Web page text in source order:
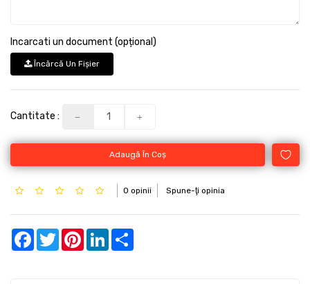
Incarcati un document (opțional)
Încărcă Un Fişier
Cantitate :
Adaugă În Coş
0 opinii Spune-ţi opinia
Facebook
TwitterPinterestLinkedIn